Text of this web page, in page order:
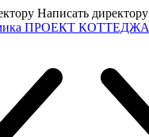
Написать директору
ПРОЕКТ КОТТЕДЖА